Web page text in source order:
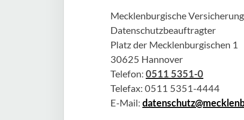
Mecklenburgische
Datenschutzbeauftragter
Platz der Mecklenburgischen 1
30625 Hannover
Telefon: 0511 5351-0
Telefax: 0511 5351-4444
E-Mail: